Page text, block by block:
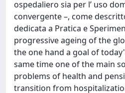
ospedaliero sia per l’ uso
convergente –, come
dedicata a Pratica e
progressive ageing of the
the one hand a goal of
same time one of the main
problems of health and
transition from